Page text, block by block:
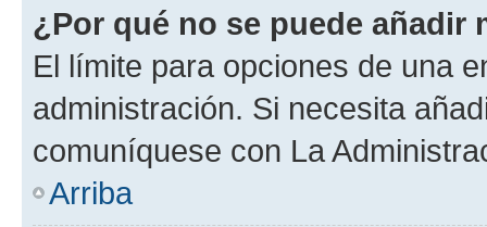
¿Por qué no se puede añadir
El límite para opciones de una
administración. Si necesita
comuníquese con La
Arriba